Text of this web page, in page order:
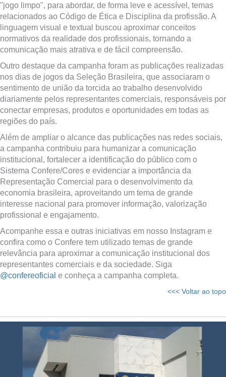
"jogo limpo", para abordar, de forma leve e acessível, temas
relacionados ao Código de Ética e Disciplina da profissão. A
linguagem visual e textual buscou aproximar conceitos
normativos da realidade dos profissionais, tornando a
comunicação mais atrativa e de fácil compreensão.
Outro destaque da campanha foram as publicações realizadas
nos dias de jogos da Seleção Brasileira, que associaram o
sentimento de união da torcida ao trabalho desenvolvido
diariamente pelos representantes comerciais, responsáveis por
conectar empresas, produtos e oportunidades em todas as
regiões do país.
Além de ampliar o alcance das publicações nas redes sociais,
a campanha contribuiu para humanizar a comunicação
institucional, fortalecer a identificação do público com o
Sistema Confere/Cores e evidenciar a importância da
Representação Comercial para o desenvolvimento da
economia brasileira, aproveitando um tema de grande
interesse nacional para promover informação, valorização
profissional e engajamento.
Acompanhe essa e outras iniciativas em nosso Instagram e
confira como o Confere tem utilizado temas de grande
relevância para aproximar a comunicação institucional dos
representantes comerciais e da sociedade. Siga
@confereoficial e conheça a campanha completa.
<<< Voltar ao topo